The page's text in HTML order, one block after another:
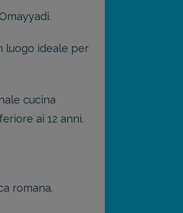
luogo ideale per
cucina
ai 12 anni.
romana.